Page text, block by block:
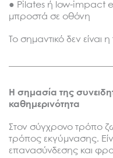
● Pilates ή low-impact
μπροστά σε οθόνη
Το σημαντικό δεν είναι
Η σημασία της
καθημερινότητα
Στον σύγχρονο τρόπο
τρόπος εκγύμνασης.
επανασύνδεσης και